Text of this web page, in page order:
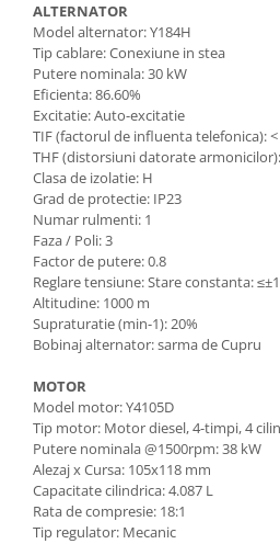
Sezlonguri
Scule electrice
Ciocane rotopercutoare
Ciocane demolatoare
Masini de gaurit
Masini de gaurit cu percutie
Masini de insurubat
Masini de insurubat cu impact
Polizoare
Ferastraie electrice
Aspiratoare
Masini de taiat si stantat
Multi-cuter
Rindele electrice
Masini de slefuit
Suflante cu aer cald
ALTERNATOR
Model alternator: Y184H
Tip cablare: Conexiune in stea
Putere nominala: 30 kW
Eficienta: 86.60%
Excitatie: Auto-excitatie
TIF (factorul de influenta telefonica): <
THF (distorsiuni datorate
Clasa de izolatie: H
Grad de protectie: IP23
Numar rulmenti: 1
Faza / Poli: 3
Factor de putere: 0.8
Reglare tensiune: Stare constanta:
Altitudine: 1000 m
Supraturatie (min-1): 20%
Bobinaj alternator: sarma de Cupru
MOTOR
Model motor: Y4105D
Tip motor: Motor diesel, 4-timpi, 4
Putere nominala @1500rpm: 38 kW
Alezaj x Cursa: 105x118 mm
Capacitate cilindrica: 4.087 L
Rata de compresie: 18:1
Tip regulator: Mecanic